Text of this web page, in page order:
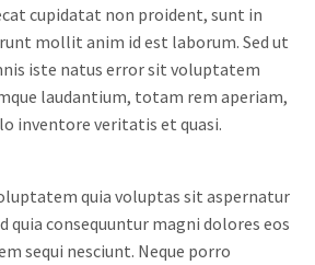
cupidatat non proident, sunt in
mollit anim id est laborum. Sed ut
iste natus error sit voluptatem
laudantium, totam rem aperiam,
inventore veritatis et quasi.
quia voluptas sit aspernatur
quia consequuntur magni dolores eos
sequi nesciunt. Neque porro